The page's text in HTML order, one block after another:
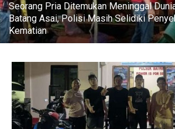
Seorang Pria Ditemukan Meninggal
Batang Asai, Polisi Masih Selidiki
Kematian